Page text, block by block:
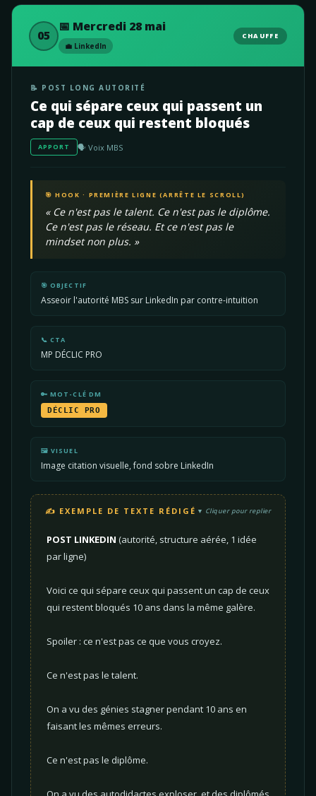
05
📅 Mercredi 28 mai
💼 LinkedIn
CHAUFFE
📝 POST LONG AUTORITÉ
Ce qui sépare ceux qui passent un
cap de ceux qui restent bloqués
APPORT 🗣️ Voix MBS
🎯 HOOK · PREMIÈRE LIGNE (ARRÊTE LE SCROLL)
« Ce n'est pas le talent. Ce n'est pas le diplôme.
Ce n'est pas le réseau. Et ce n'est pas le
mindset non plus. »
🎯 OBJECTIF
Asseoir l'autorité MBS sur LinkedIn par contre-intuition
📞 CTA
MP DÉCLIC PRO
🔑 MOT-CLÉ DM
DÉCLIC PRO
🖼️ VISUEL
Image citation visuelle, fond sobre LinkedIn
✍️ EXEMPLE DE TEXTE RÉDIGÉ Cliquer pour replier
POST LINKEDIN (autorité, structure aérée, 1 idée
par ligne)
Voici ce qui sépare ceux qui passent un cap de ceux
qui restent bloqués 10 ans dans la même galère.
Spoiler : ce n'est pas ce que vous croyez.
Ce n'est pas le talent.
On a vu des génies stagner pendant 10 ans en
faisant les mêmes erreurs.
Ce n'est pas le diplôme.